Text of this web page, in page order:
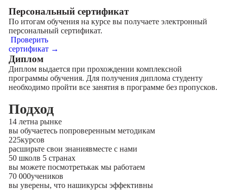
Персональный сертификат
По итогам обучения на курсе вы получаете электронный
персональный сертификат.
Проверить
сертификат →
Диплом
Диплом выдается при прохождении комплексной
программы обучения. Для получения диплома студенту
необходимо пройти все занятия в программе без пропусков.
Подход
14 летна рынке
вы обучаетесь попроверенным методикам
225курсов
расширьте свои знаниявместе с нами
50 школв 5 странах
вы можете посмотретькак мы работаем
70 000учеников
вы уверены, что нашикурсы эффективны